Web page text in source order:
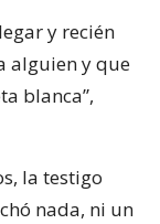
y recién
alguien y que
blanca”,
la testigo
nada, ni un